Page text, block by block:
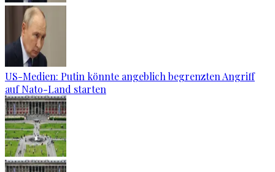
US-Medien: Putin könnte angeblich begrenzten Angriff
auf Nato-Land starten